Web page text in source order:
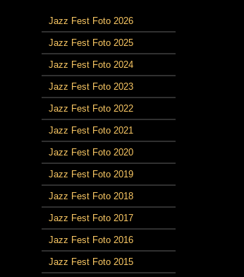
Jazz Fest Foto 2026
Jazz Fest Foto 2025
Jazz Fest Foto 2024
Jazz Fest Foto 2023
Jazz Fest Foto 2022
Jazz Fest Foto 2021
Jazz Fest Foto 2020
Jazz Fest Foto 2019
Jazz Fest Foto 2018
Jazz Fest Foto 2017
Jazz Fest Foto 2016
Jazz Fest Foto 2015